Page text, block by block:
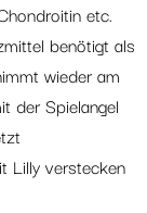
etc.
benötigt als
wieder am
der Spielangel
Lilly verstecken